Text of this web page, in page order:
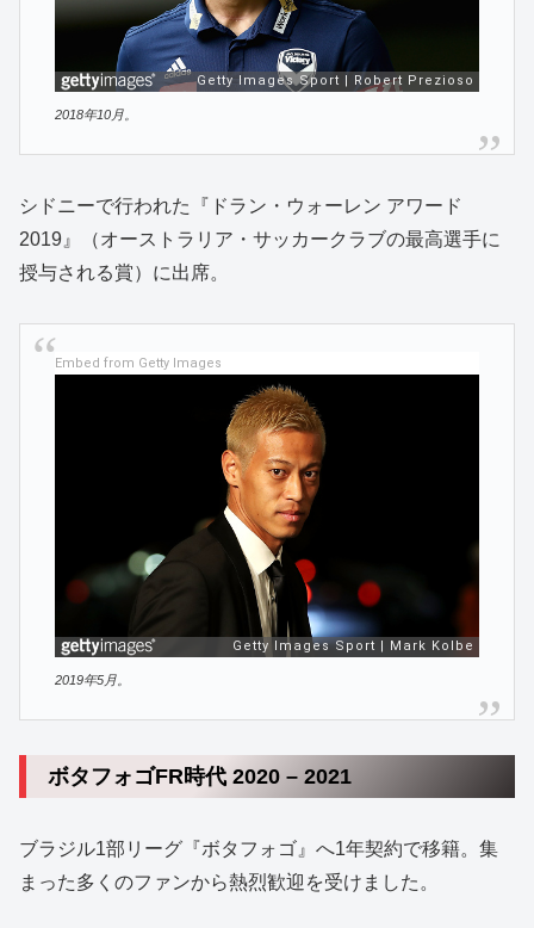
2018年10月。
シドニーで行われた『ドラン・ウォーレン アワード
2019』（オーストラリア・サッカークラブの最高選手に
授与される賞）に出席。
Embed from Getty Images
2019年5月。
ボタフォゴFR時代 2020 – 2021
ブラジル1部リーグ『ボタフォゴ』へ1年契約で移籍。集
まった多くのファンから熱烈歓迎を受けました。